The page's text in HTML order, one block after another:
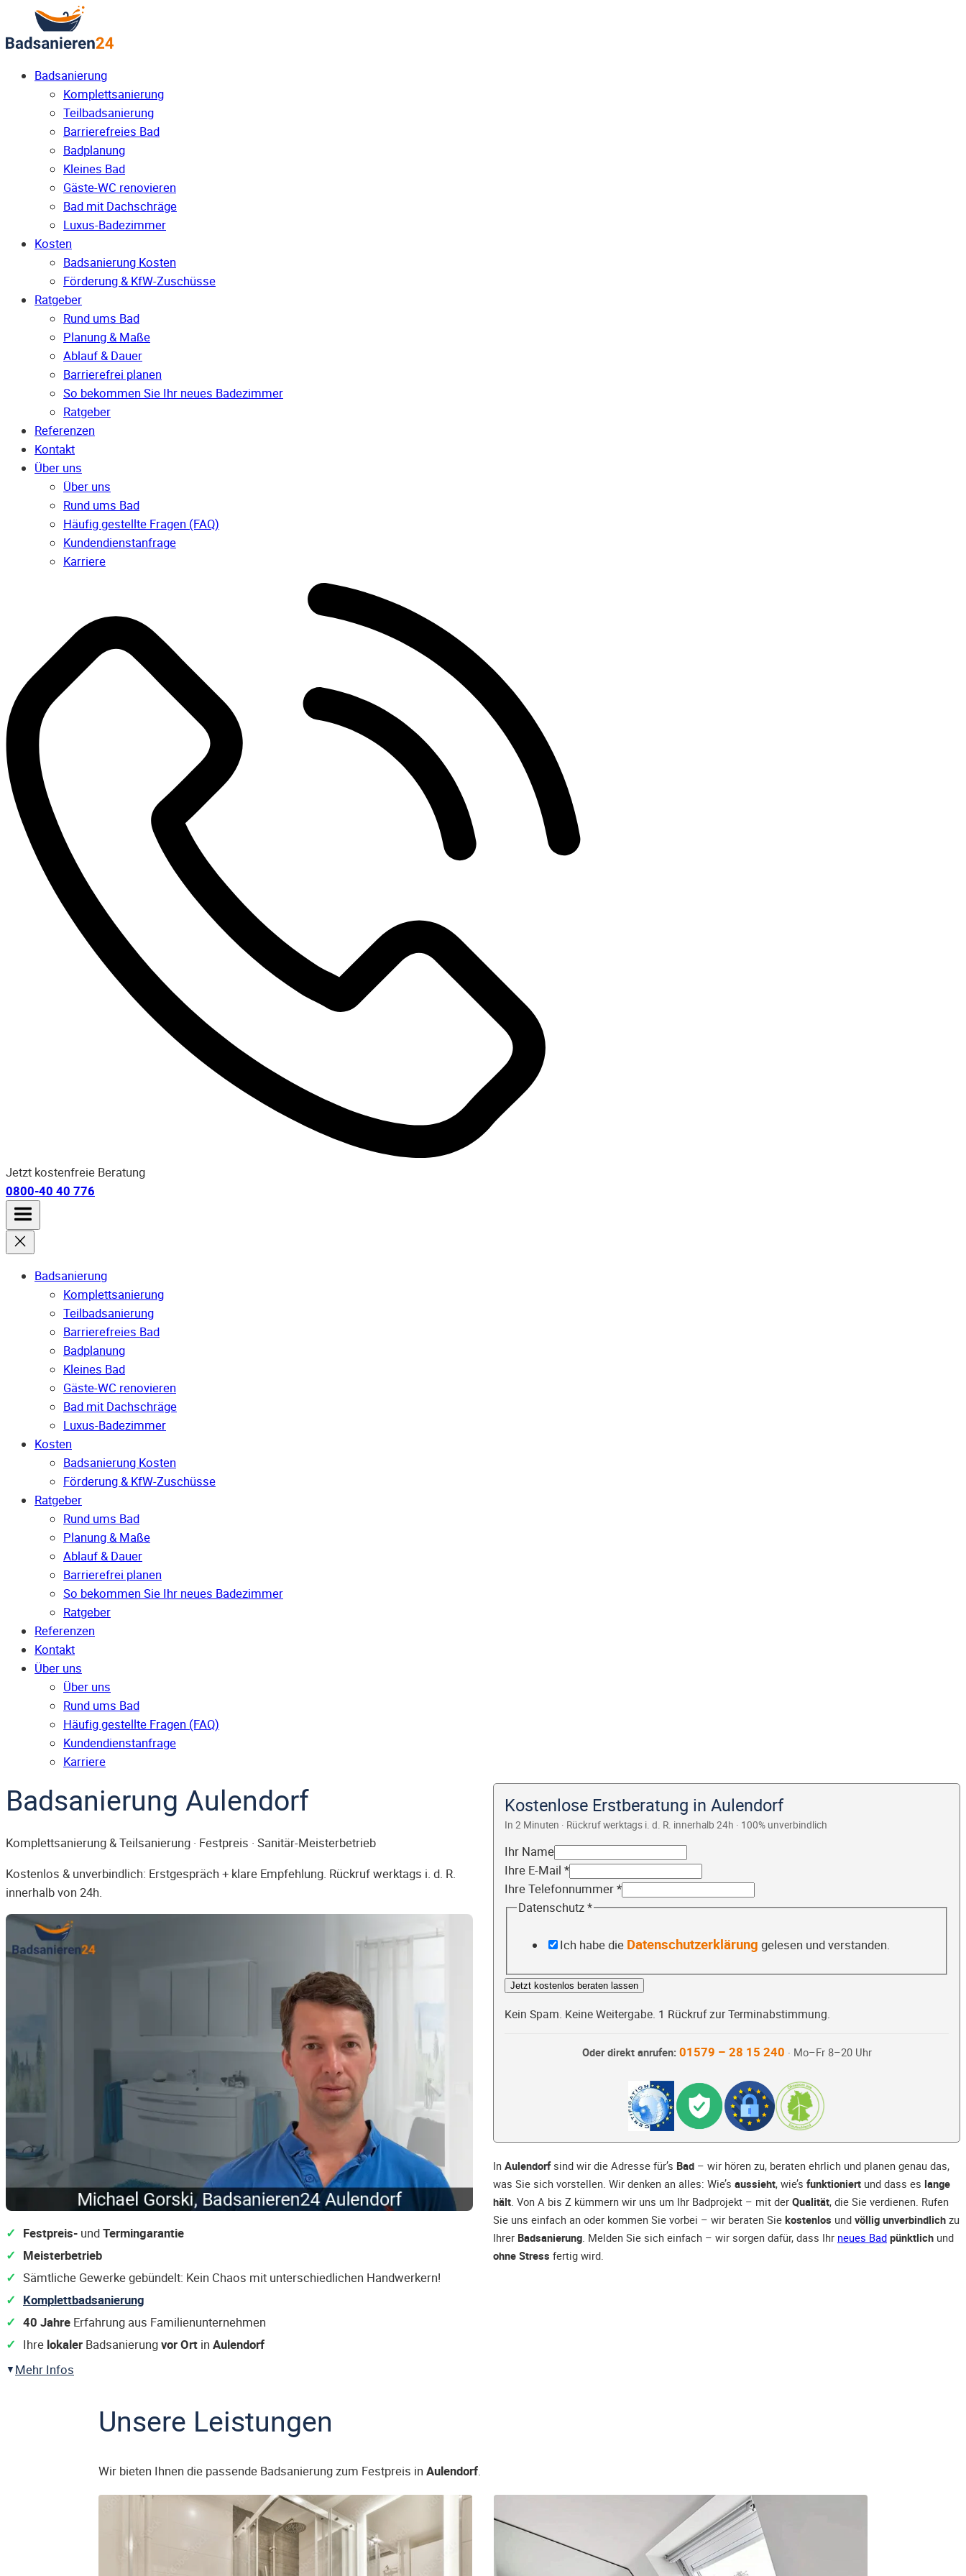
Badsanierung
Komplettsanierung
Teilbadsanierung
Barrierefreies Bad
Badplanung
Kleines Bad
Gäste-WC renovieren
Bad mit Dachschräge
Luxus-Badezimmer
Kosten
Badsanierung Kosten
Förderung & KfW-Zuschüsse
Ratgeber
Rund ums Bad
Planung & Maße
Ablauf & Dauer
Barrierefrei planen
So bekommen Sie Ihr neues Badezimmer
Ratgeber
Referenzen
Kontakt
Über uns
Über uns
Rund ums Bad
Häufig gestellte Fragen (FAQ)
Kunden­dienst­anfrage
Karriere
Jetzt kostenfreie Beratung
0800-40 40 776
Badsanierung
Komplettsanierung
Teilbadsanierung
Barrierefreies Bad
Badplanung
Kleines Bad
Gäste-WC renovieren
Bad mit Dachschräge
Luxus-Badezimmer
Kosten
Badsanierung Kosten
Förderung & KfW-Zuschüsse
Ratgeber
Rund ums Bad
Planung & Maße
Ablauf & Dauer
Barrierefrei planen
So bekommen Sie Ihr neues Badezimmer
Ratgeber
Referenzen
Kontakt
Über uns
Über uns
Rund ums Bad
Häufig gestellte Fragen (FAQ)
Kunden­dienst­anfrage
Karriere
Badsanierung Aulendorf
Komplettsanierung & Teilsanierung · Festpreis · Sanitär-Meisterbetrieb
Kostenlos & unverbindlich: Erstgespräch + klare Empfehlung. Rückruf werktags i. d. R.
innerhalb von 24h.
Festpreis- undTermingarantie
Meisterbetrieb
Sämtliche Gewerke gebündelt: Kein Chaos mit unterschiedlichen Handwerkern!
Komplettbadsanierung
40 Jahre Erfahrung aus Familienunternehmen
Ihre lokaler Badsanierungvor Ort in Aulendorf
Mehr Infos
Kostenlose Erstberatung in Aulendorf
In 2 Minuten · Rückruf werktags i. d. R. innerhalb 24h · 100% unverbindlich
Ihr Name
Ihre E-Mail *
Ihre Telefonnummer*
Datenschutz*
Ich habe die Datenschutzerklärung gelesen und verstanden.
Jetzt kostenlos beraten lassen
Kein Spam. Keine Weitergabe. 1 Rückruf zur Terminabstimmung.
Oder direkt anrufen: 01579 – 28 15 240 · Mo–Fr 8–20 Uhr
In Aulendorfsind wir die Adresse für’s Bad – wir hören zu, beraten ehrlich und planen genau das,
was Sie sich vorstellen. Wir denken an alles: Wie’s aussieht, wie’s funktioniert und dass es lange
hält. Von A bis Z kümmern wir uns um Ihr Badprojekt – mit der Qualität, die Sie verdienen. Rufen
Sie uns einfach an oder kommen Sie vorbei – wir beraten Sie kostenlos und völlig unverbindlich zu
Ihrer Badsanierung. Melden Sie sich einfach – wir sorgen dafür, dass Ihr neues Bad pünktlich und
ohne Stress fertig wird.
Unsere Leistungen
Wir bieten Ihnen die passende Badsanierung zum Festpreis in Aulendorf.